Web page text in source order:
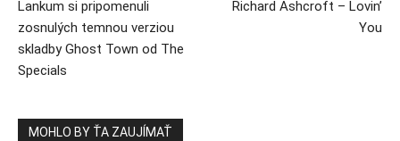
Lankum si pripomenuli
zosnulých temnou verziou
skladby Ghost Town od The
Specials
Richard Ashcroft – Lovin’
You
MOHLO BY ŤA ZAUJÍMAŤ